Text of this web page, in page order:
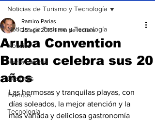
Noticias de Turismo y Tecnología
Noticias
Herramientas
Destinos
Eventos
Tecnología
Noticias de Turismo y Tecnología
Aruba Convention
Bureau celebra sus 20
años
Ramiro Parias
25 ago 2015 1 min de lectura
Las hermosas y tranquilas playas, con
días soleados, la mejor atención y la
más variada y deliciosa gastronomía